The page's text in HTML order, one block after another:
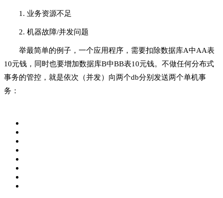
1. 业务资源不足
2. 机器故障/并发问题
举最简单的例子，一个应用程序，需要扣除数据库A中AA表
10元钱，同时也要增加数据库B中BB表10元钱。不做任何分布式
事务的管控，就是依次（并发）向两个db分别发送两个单机事
务：